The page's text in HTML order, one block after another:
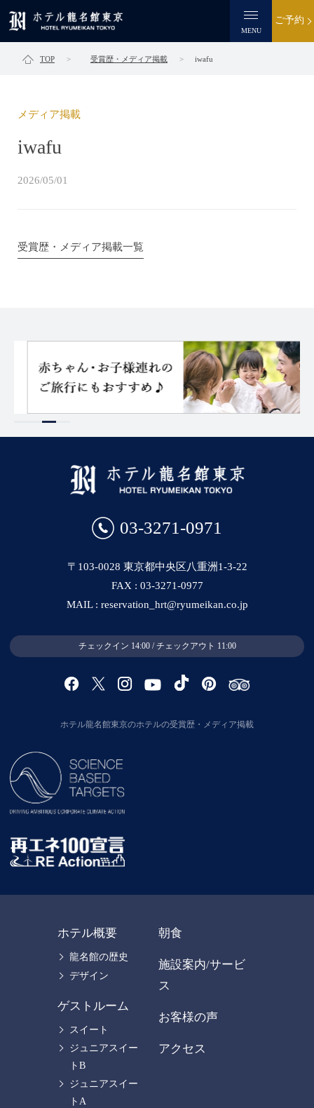
MENU
ご予約
TOP 受賞歴・メディア掲載 iwafu
メディア掲載
iwafu
2026/05/01
受賞歴・メディア掲載一覧
03-3271-0971
〒103-0028 東京都中央区八重洲1-3-22
FAX : 03-3271-0977
MAIL : reservation_hrt@ryumeikan.co.jp
チェックイン 14:00 / チェックアウト 11:00
ホテル龍名館東京のホテルの受賞歴・メディア掲載
ホテル概要
龍名館の歴史
デザイン
ゲストルーム
スイート
ジュニアスイー
トB
ジュニアスイー
トA
朝食
施設案内/サービ
ス
お客様の声
アクセス